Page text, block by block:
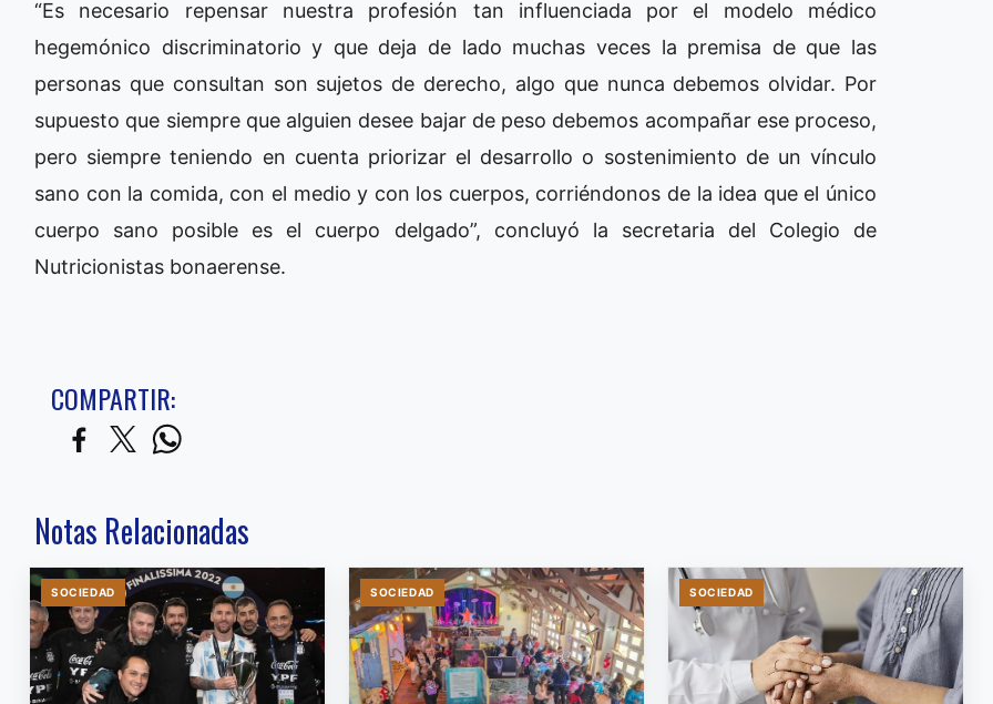
“Es necesario repensar nuestra profesión tan influenciada por el modelo médico
hegemónico discriminatorio y que deja de lado muchas veces la premisa de que las
personas que consultan son sujetos de derecho, algo que nunca debemos olvidar. Por
supuesto que siempre que alguien desee bajar de peso debemos acompañar ese proceso,
pero siempre teniendo en cuenta priorizar el desarrollo o sostenimiento de un vínculo
sano con la comida, con el medio y con los cuerpos, corriéndonos de la idea que el único
cuerpo sano posible es el cuerpo delgado”, concluyó la secretaria del Colegio de
Nutricionistas bonaerense.
COMPARTIR:
Notas Relacionadas
SOCIEDAD SOCIEDAD SOCIEDAD